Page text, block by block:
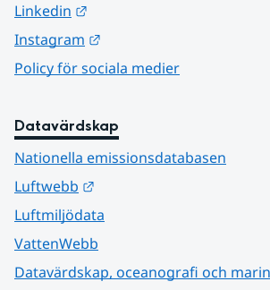
Linkedin
Instagram
Policy för sociala medier
Datavärdskap
Nationella emissionsdatabasen
Luftwebb
Luftmiljödata
VattenWebb
Datavärdskap, oceanografi och